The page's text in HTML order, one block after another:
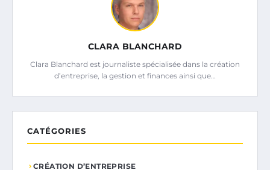
CLARA BLANCHARD
Clara Blanchard est journaliste spécialisée dans la création
d’entreprise, la gestion et finances ainsi que…
CATÉGORIES
CRÉATION D’ENTREPRISE